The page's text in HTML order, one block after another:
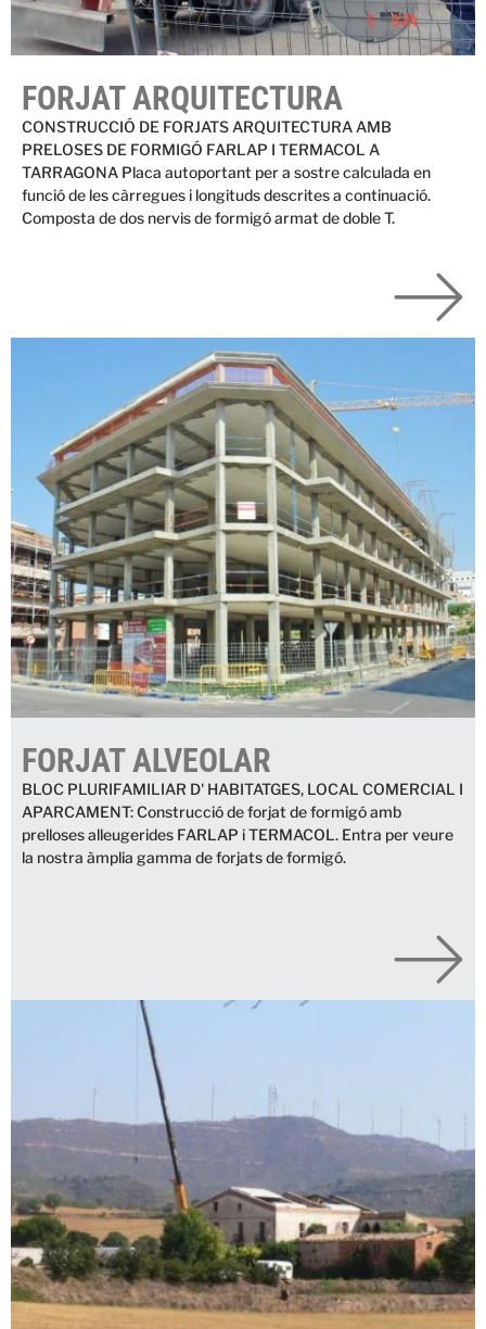
FORJAT ARQUITECTURA
CONSTRUCCIÓ DE FORJATS ARQUITECTURA AMB
PRELOSES DE FORMIGÓ FARLAP I TERMACOL A
TARRAGONA Placa autoportant per a sostre calculada en
funció de les càrregues i longituds descrites a continuació.
Composta de dos nervis de formigó armat de doble T.
FORJAT ALVEOLAR
BLOC PLURIFAMILIAR D' HABITATGES, LOCAL COMERCIAL I
APARCAMENT: Construcció de forjat de formigó amb
prelloses alleugerides FARLAP i TERMACOL. Entra per veure
la nostra àmplia gamma de forjats de formigó.